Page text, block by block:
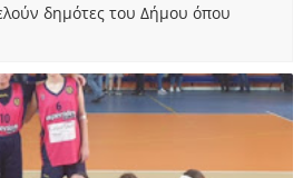
δημότες του Δήμου όπου